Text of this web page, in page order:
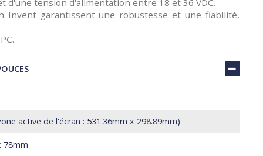
Invent garantissent une robustesse et une fiabilité,
active de l'écran : 531.36mm x 298.89mm)
78mm